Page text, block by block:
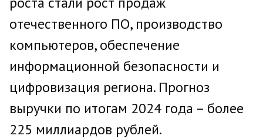
отечественного ПО, производство
компьютеров, обеспечение
информационной безопасности и
цифровизация региона. Прогноз
выручки по итогам 2024 года – более
225 миллиардов рублей.